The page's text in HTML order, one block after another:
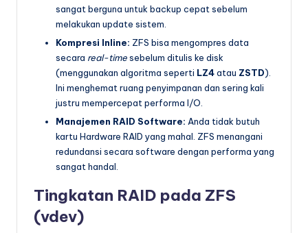
sangat berguna untuk backup cepat sebelum
melakukan update sistem.
Kompresi Inline: ZFS bisa mengompres data
secara real-timesebelum ditulis ke disk
(menggunakan algoritma seperti LZ4atau ZSTD).
Ini menghemat ruang penyimpanan dan sering kali
justru mempercepat performa I/O.
Manajemen RAID Software: Anda tidak butuh
kartu Hardware RAID yang mahal. ZFS menangani
redundansi secara software dengan performa yang
sangat handal.
Tingkatan RAID pada ZFS
(vdev)